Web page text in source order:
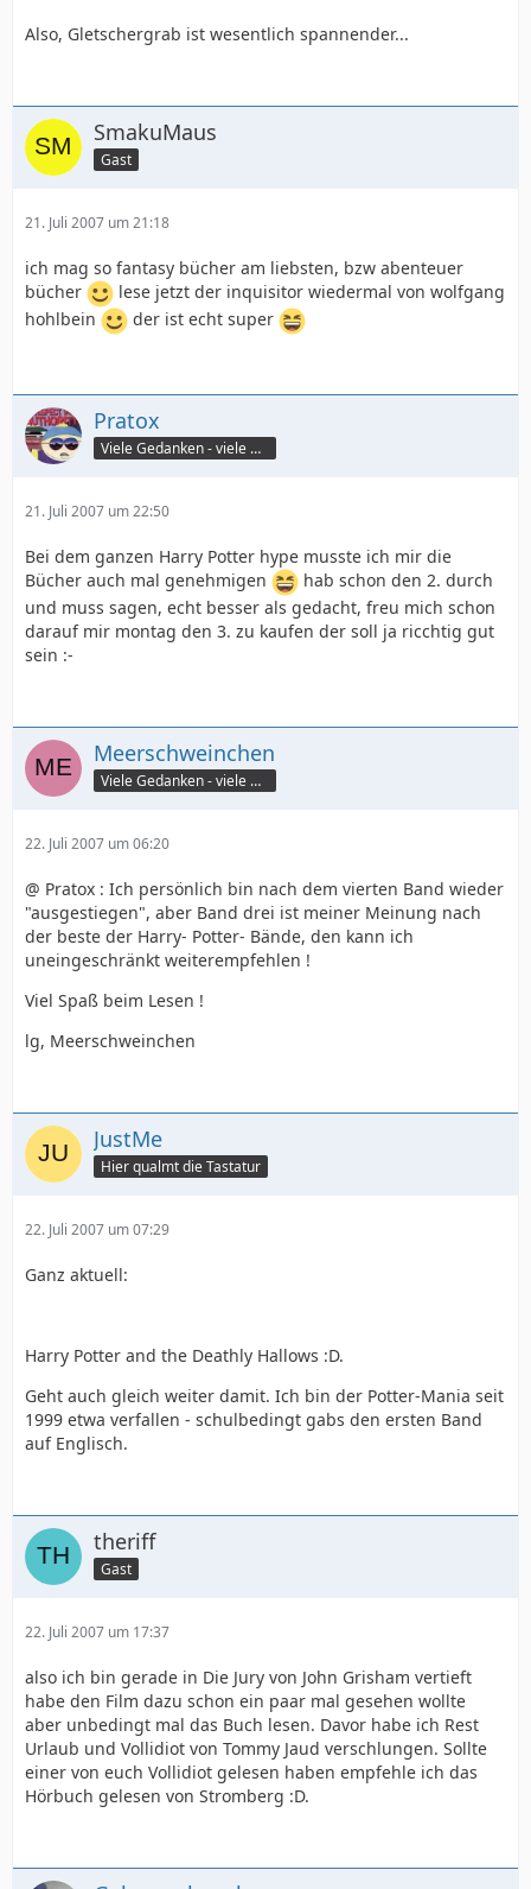
Also, Gletschergrab ist wesentlich spannender...
SmakuMaus
Gast
21. Juli 2007 um 21:18
ich mag so fantasy bücher am liebsten, bzw abenteuer
bücher
lese jetzt der inquisitor wiedermal von wolfgang
hohlbein
der ist echt super
Pratox
Viele Gedanken - viele Worte
21. Juli 2007 um 22:50
Bei dem ganzen Harry Potter hype musste ich mir die
Bücher auch mal genehmigen
hab schon den 2. durch
und muss sagen, echt besser als gedacht, freu mich schon
darauf mir montag den 3. zu kaufen der soll ja ricchtig gut
sein :-
Meerschweinchen
Viele Gedanken - viele Worte
22. Juli 2007 um 06:20
@ Pratox : Ich persönlich bin nach dem vierten Band wieder
"ausgestiegen", aber Band drei ist meiner Meinung nach
der beste der Harry- Potter- Bände, den kann ich
uneingeschränkt weiterempfehlen !
Viel Spaß beim Lesen !
lg, Meerschweinchen
JustMe
Hier qualmt die Tastatur
22. Juli 2007 um 07:29
Ganz aktuell:
Harry Potter and the Deathly Hallows :D.
Geht auch gleich weiter damit. Ich bin der Potter-Mania seit
1999 etwa verfallen - schulbedingt gabs den ersten Band
auf Englisch.
theriff
Gast
22. Juli 2007 um 17:37
also ich bin gerade in Die Jury von John Grisham vertieft
habe den Film dazu schon ein paar mal gesehen wollte
aber unbedingt mal das Buch lesen. Davor habe ich Rest
Urlaub und Vollidiot von Tommy Jaud verschlungen. Sollte
einer von euch Vollidiot gelesen haben empfehle ich das
Hörbuch gelesen von Stromberg :D.